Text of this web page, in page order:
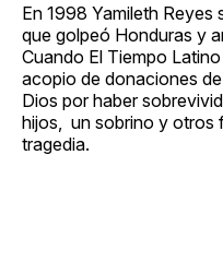
En 1998 Yamileth
que golpeó Honduras y
Cuando El Tiempo
acopio de donaciones
Dios por haber
hijos, un sobrino y otros
tragedia.